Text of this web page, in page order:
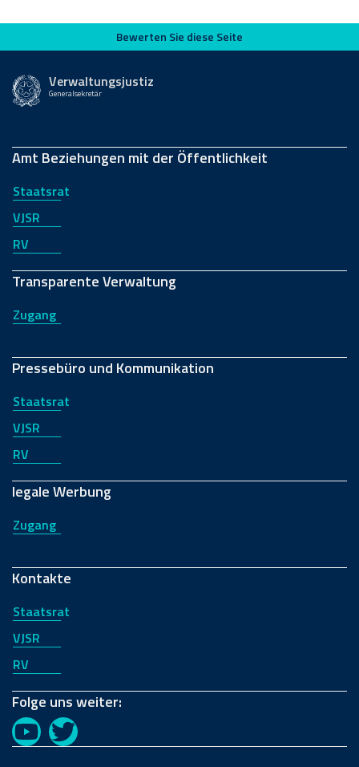
Bewerten Sie diese Seite
Bewerten Sie diese Seite
Verwaltungsjustiz
Generalsekretär
Amt Beziehungen mit der Öffentlichkeit
Staatsrat
VJSR
RV
Transparente Verwaltung
Zugang
Pressebüro und Kommunikation
Staatsrat
VJSR
RV
legale Werbung
Zugang
Kontakte
Staatsrat
VJSR
RV
Folge uns weiter:
YouTubeTwitter